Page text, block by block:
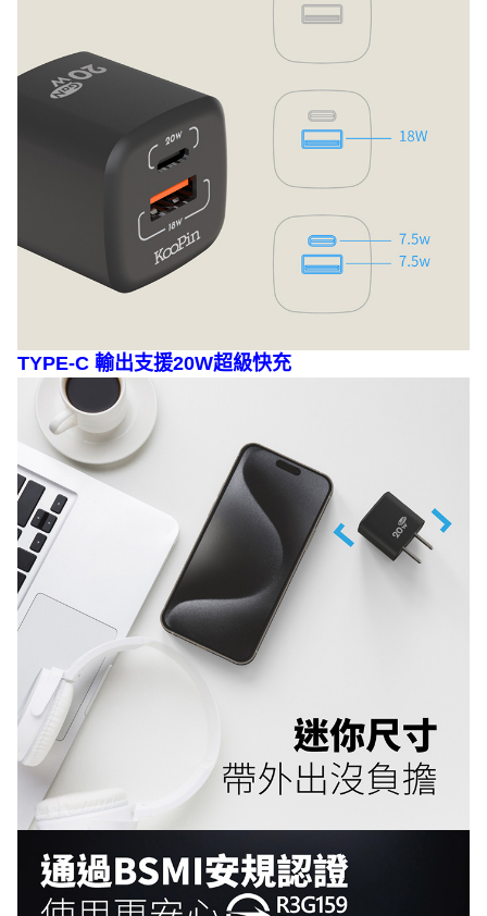
TYPE-C 輸出支援20W超級快充